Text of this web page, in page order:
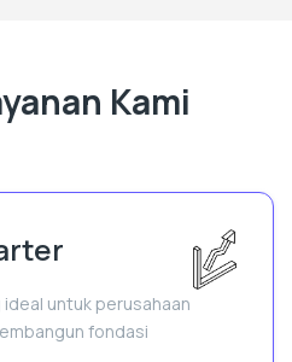
Kami
untuk perusahaan
fondasi